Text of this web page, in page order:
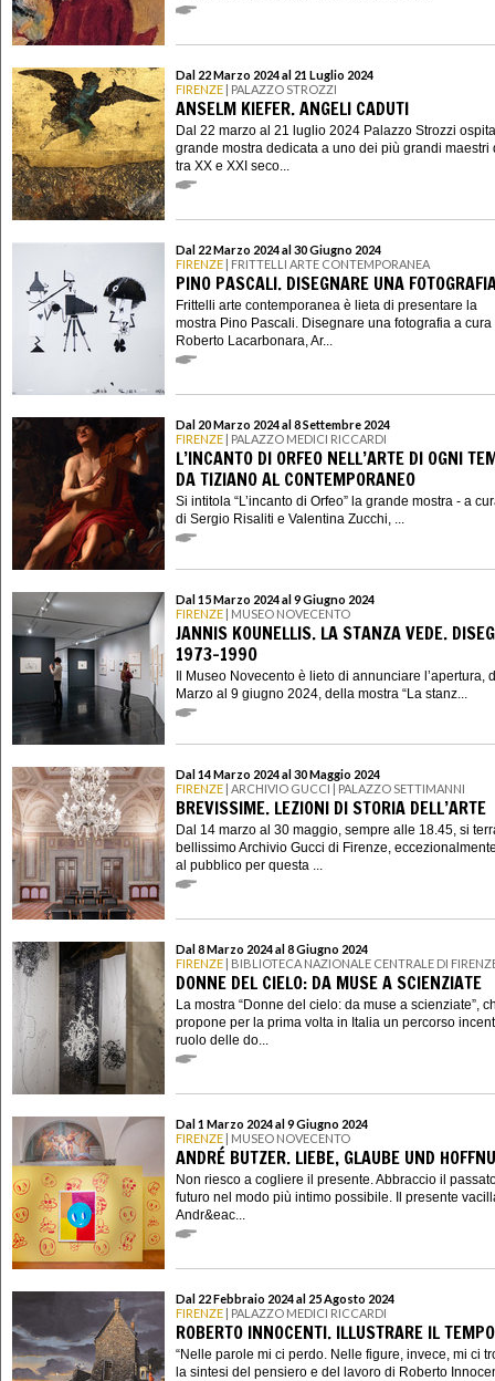
Dal 22 Marzo 2024 al 21 Luglio 2024
FIRENZE | PALAZZO STROZZI
ANSELM KIEFER. ANGELI CADUTI
Dal 22 marzo al 21 luglio 2024 Palazzo Strozzi
grande mostra dedicata a uno dei più grandi maestri
tra XX e XXI seco...
Dal 22 Marzo 2024 al 30 Giugno 2024
FIRENZE | FRITTELLI ARTE CONTEMPORANEA
PINO PASCALI. DISEGNARE UNA
Frittelli arte contemporanea è lieta di presentare la
mostra Pino Pascali. Disegnare una fotografia a cura
Roberto Lacarbonara, Ar...
Dal 20 Marzo 2024 al 8 Settembre 2024
FIRENZE | PALAZZO MEDICI RICCARDI
L’INCANTO DI ORFEO NELL’ARTE DI OGNI
DA TIZIANO AL CONTEMPORANEO
Si intitola “L’incanto di Orfeo” la grande mostra - a
di Sergio Risaliti e Valentina Zucchi, ...
Dal 15 Marzo 2024 al 9 Giugno 2024
FIRENZE | MUSEO NOVECENTO
JANNIS KOUNELLIS. LA STANZA VEDE.
1973–1990
Il Museo Novecento è lieto di annunciare l’apertura,
Marzo al 9 giugno 2024, della mostra “La stanz...
Dal 14 Marzo 2024 al 30 Maggio 2024
FIRENZE | ARCHIVIO GUCCI | PALAZZO SETTIMANNI
BREVISSIME. LEZIONI DI STORIA DELL’ARTE
Dal 14 marzo al 30 maggio, sempre alle 18.45, si
bellissimo Archivio Gucci di Firenze,
al pubblico per questa ...
Dal 8 Marzo 2024 al 8 Giugno 2024
FIRENZE | BIBLIOTECA NAZIONALE CENTRALE DI
DONNE DEL CIELO: DA MUSE A SCIENZIATE
La mostra “Donne del cielo: da muse a scienziate”,
propone per la prima volta in Italia un percorso
ruolo delle do...
Dal 1 Marzo 2024 al 9 Giugno 2024
FIRENZE | MUSEO NOVECENTO
ANDRÉ BUTZER. LIEBE, GLAUBE UND
Non riesco a cogliere il presente. Abbraccio il
futuro nel modo più intimo possibile. Il presente
Andr&eac...
Dal 22 Febbraio 2024 al 25 Agosto 2024
FIRENZE | PALAZZO MEDICI RICCARDI
ROBERTO INNOCENTI. ILLUSTRARE IL TEMPO
“Nelle parole mi ci perdo. Nelle figure, invece, mi ci
la sintesi del pensiero e del lavoro di Roberto